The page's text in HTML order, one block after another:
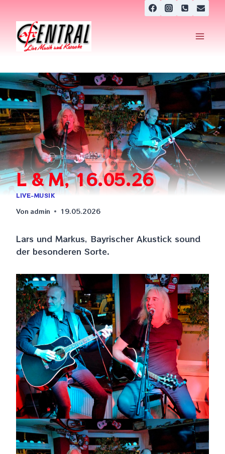
Inhalt
springen
L & M, 16.05.26
LIVE-MUSIK
Von admin 19.05.2026
Lars und Markus, Bayrischer Akustick sound
der besonderen Sorte.